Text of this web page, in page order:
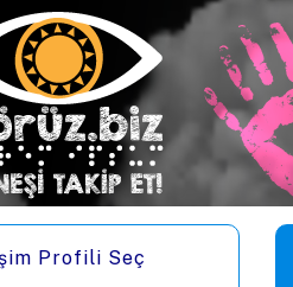
zıpla
Profili Seç